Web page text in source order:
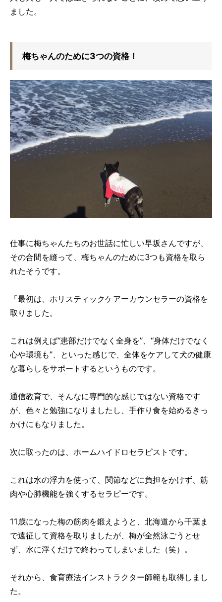
ました。
梅ちゃんのために3つの資格！
仕事に梅ちゃんたちのお世話に忙しい早坂さんですが、
その合間を縫って、梅ちゃんのために3つも資格を取ら
れたそうです。
「最初は、ホリスティックケアーカウンセラーの資格を
取りました。
これは例えば“患部だけでなく全身を”、“身体だけでなく
心や環境も”、といった感じで、全体をケアして犬の健康
な暮らしをサポートするというものです。
通信教育で、そんなに専門的な感じではない資格です
が、色々と勉強になりましたし、手作り食を始めるきっ
かけにもなりました。
次に取ったのは、ホームハイドロセラピストです。
これは水の浮力を使って、関節などに負担をかけず、筋
肉や心肺機能を強くするセラピーです。
11歳になった梅の筋肉を鍛えようと、北海道から千葉ま
で遠征して資格を取りましたが、梅が全然泳ごうとせ
ず、水に浮くだけで終わってしまいました（笑）。
それから、食育療法インストラクター師範も取得しまし
た。